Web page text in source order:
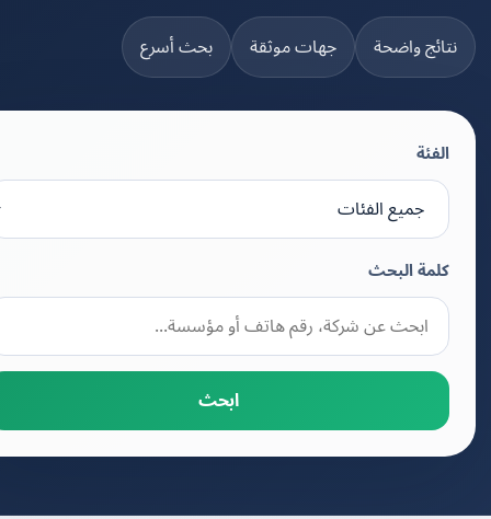
واضحة جهات موثقة بحث أسرع
كلمة البحث
ابحث